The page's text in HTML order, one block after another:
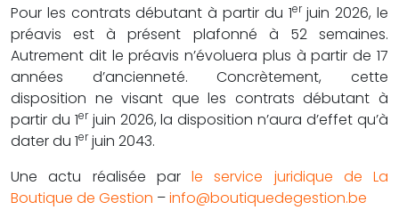
Pour les contrats débutant à partir du 1erjuin 2026, le
préavis est à présent plafonné à 52 semaines.
Autrement dit le préavis n’évoluera plus à partir de 17
années d’ancienneté. Concrètement, cette
disposition ne visant que les contrats débutant à
partir du 1erjuin 2026, la disposition n’aura d’effet qu’à
dater du 1erjuin 2043.
Une actu réalisée par le service juridique de La
Boutique de Gestion –info@boutiquedegestion.be